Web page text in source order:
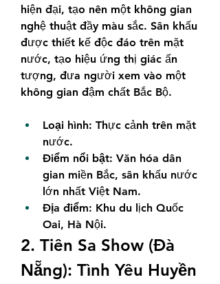
hiện đại, tạo nên một không gian
nghệ thuật đầy màu sắc. Sân khấu
được thiết kế độc đáo trên mặt
nước, tạo hiệu ứng thị giác ấn
tượng, đưa người xem vào một
không gian đậm chất Bắc Bộ.
Loại hình: Thực cảnh trên mặt
nước.
Điểm nổi bật: Văn hóa dân
gian miền Bắc, sân khấu nước
lớn nhất Việt Nam.
Địa điểm: Khu du lịch Quốc
Oai, Hà Nội.
2. Tiên Sa Show (Đà
Nẵng): Tình Yêu Huyền